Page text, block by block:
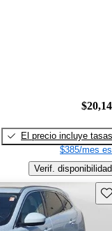
El precio incluye tasas
$385/mes
Verif. disponibilidad